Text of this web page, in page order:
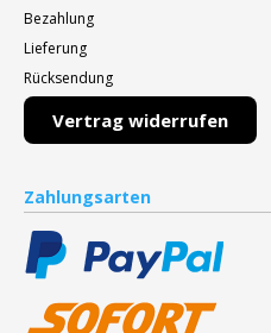
Bezahlung
Lieferung
Rücksendung
Vertrag widerrufen
Zahlungsarten